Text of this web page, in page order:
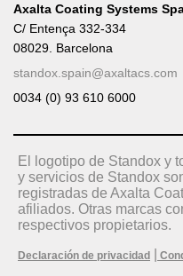
Axalta Coating Systems
C/ Entença 332-334
08029. Barcelona
standox.spain@axaltacs.com
0034 (0) 93 610 6000
El logotipo de Standox y
y servicios de Standox
registradas de Axalta
afiliados. Otras marcas
respectivos propietarios.
Declaración de privacidad